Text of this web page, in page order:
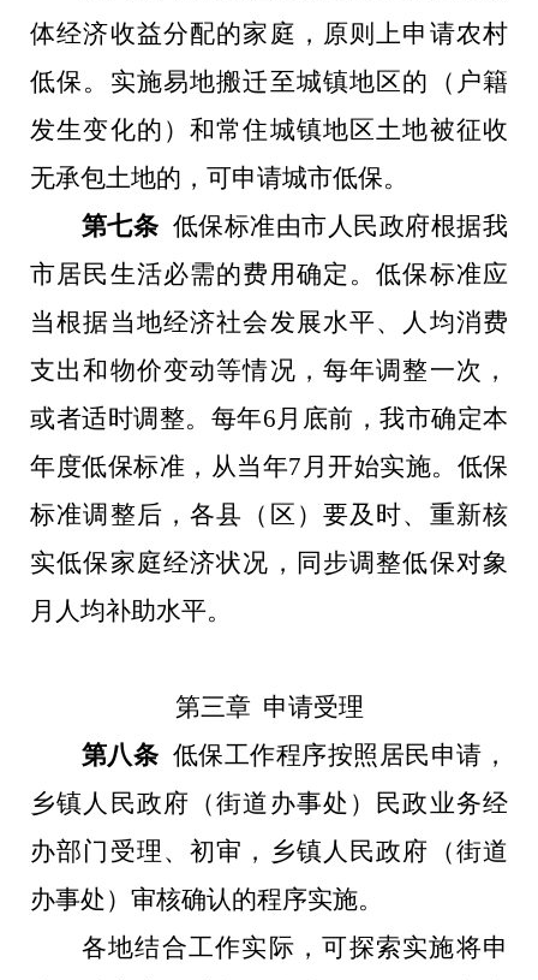
体经济收益分配的家庭，原则上申请农村
低保。实施易地搬迁至城镇地区的（户籍
发生变化的）和常住城镇地区土地被征收
无承包土地的，可申请城市低保。
第七条 低保标准由市人民政府根据我
市居民生活必需的费用确定。低保标准应
当根据当地经济社会发展水平、人均消费
支出和物价变动等情况，每年调整一次，
或者适时调整。每年6月底前，我市确定本
年度低保标准，从当年7 月开始实施。低保
标准调整后，各县（区）要及时、重新核
实低保家庭经济状况，同步调整低保对象
月人均补助水平。
第三章 申请受理
第八条 低保工作程序按照居民申请，
乡镇人民政府（街道办事处）民政业务经
办部门受理、初审，乡镇人民政府（街道
办事处）审核确认的程序实施。
各地结合工作实际，可探索实施将申